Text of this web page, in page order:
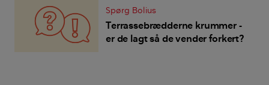
Spørg Bolius
Terrassebrædderne krummer -
er de lagt så de vender forkert?